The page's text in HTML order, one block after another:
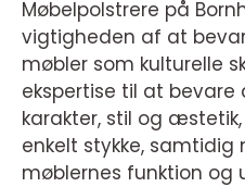
Møbelpolstrere på
vigtigheden af at
møbler som kulturelle
ekspertise til at bevare
karakter, stil og
enkelt stykke,
møblernes funktion og